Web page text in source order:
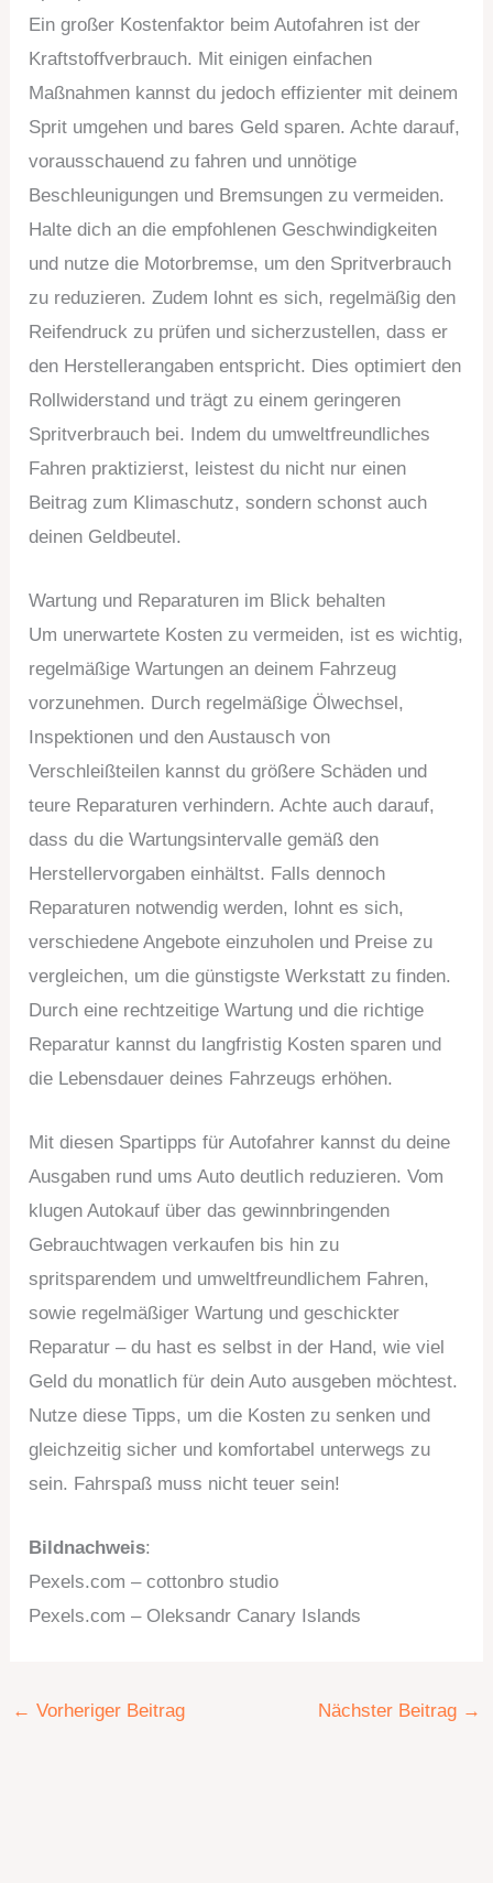
Ein großer Kostenfaktor beim Autofahren ist der
Kraftstoffverbrauch. Mit einigen einfachen
Maßnahmen kannst du jedoch effizienter mit deinem
Sprit umgehen und bares Geld sparen. Achte darauf,
vorausschauend zu fahren und unnötige
Beschleunigungen und Bremsungen zu vermeiden.
Halte dich an die empfohlenen Geschwindigkeiten
und nutze die Motorbremse, um den Spritverbrauch
zu reduzieren. Zudem lohnt es sich, regelmäßig den
Reifendruck zu prüfen und sicherzustellen, dass er
den Herstellerangaben entspricht. Dies optimiert den
Rollwiderstand und trägt zu einem geringeren
Spritverbrauch bei. Indem du umweltfreundliches
Fahren praktizierst, leistest du nicht nur einen
Beitrag zum Klimaschutz, sondern schonst auch
deinen Geldbeutel.
Wartung und Reparaturen im Blick behalten
Um unerwartete Kosten zu vermeiden, ist es wichtig,
regelmäßige Wartungen an deinem Fahrzeug
vorzunehmen. Durch regelmäßige Ölwechsel,
Inspektionen und den Austausch von
Verschleißteilen kannst du größere Schäden und
teure Reparaturen verhindern. Achte auch darauf,
dass du die Wartungsintervalle gemäß den
Herstellervorgaben einhältst. Falls dennoch
Reparaturen notwendig werden, lohnt es sich,
verschiedene Angebote einzuholen und Preise zu
vergleichen, um die günstigste Werkstatt zu finden.
Durch eine rechtzeitige Wartung und die richtige
Reparatur kannst du langfristig Kosten sparen und
die Lebensdauer deines Fahrzeugs erhöhen.
Mit diesen Spartipps für Autofahrer kannst du deine
Ausgaben rund ums Auto deutlich reduzieren. Vom
klugen Autokauf über das gewinnbringenden
Gebrauchtwagen verkaufen bis hin zu
spritsparendem und umweltfreundlichem Fahren,
sowie regelmäßiger Wartung und geschickter
Reparatur – du hast es selbst in der Hand, wie viel
Geld du monatlich für dein Auto ausgeben möchtest.
Nutze diese Tipps, um die Kosten zu senken und
gleichzeitig sicher und komfortabel unterwegs zu
sein. Fahrspaß muss nicht teuer sein!
Bildnachweis:
Pexels.com – cottonbro studio
Pexels.com – Oleksandr Canary Islands
← Vorheriger Beitrag Nächster Beitrag →